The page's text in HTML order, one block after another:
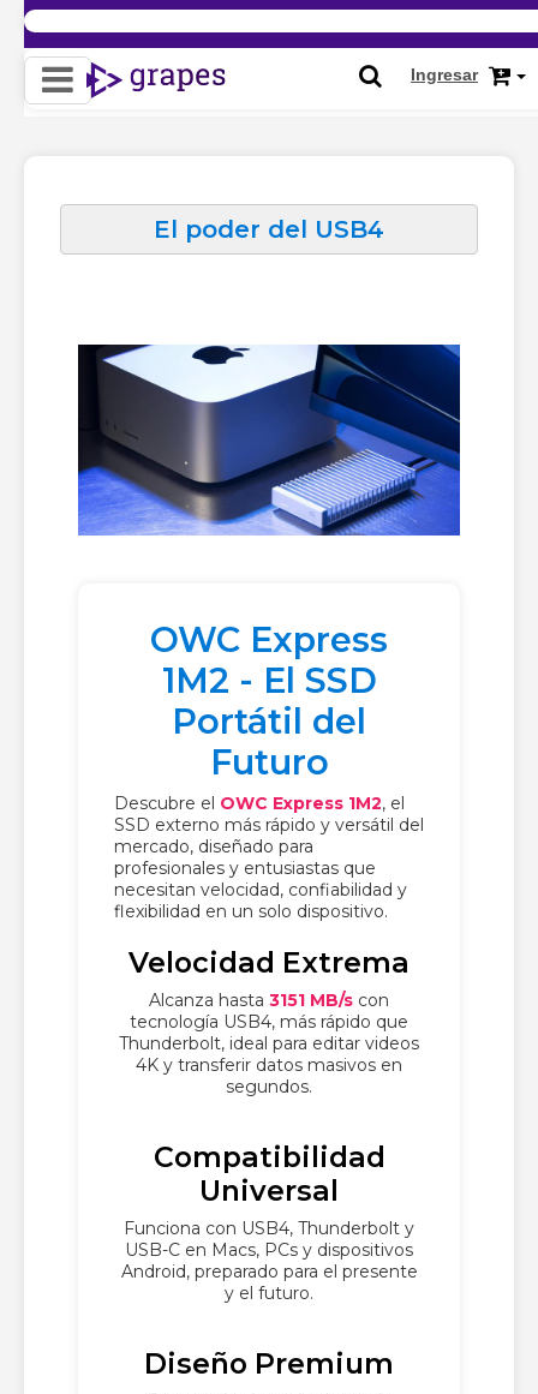
Ingresar
El poder del USB4
OWC Express
1M2 - El SSD
Portátil del
Futuro
Descubre el OWC Express 1M2, el
SSD externo más rápido y versátil del
mercado, diseñado para
profesionales y entusiastas que
necesitan velocidad, confiabilidad y
flexibilidad en un solo dispositivo.
Velocidad Extrema
Alcanza hasta 3151 MB/s con
tecnología USB4, más rápido que
Thunderbolt, ideal para editar videos
4K y transferir datos masivos en
segundos.
Compatibilidad
Universal
Funciona con USB4, Thunderbolt y
USB-C en Macs, PCs y dispositivos
Android, preparado para el presente
y el futuro.
Diseño Premium